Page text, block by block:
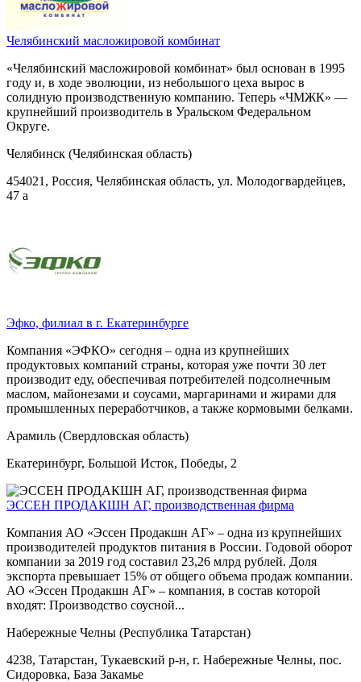
Челябинский масложировой комбинат
«Челябинский масложировой комбинат» был основан в 1995
году и, в ходе эволюции, из небольшого цеха вырос в
солидную производственную компанию. Теперь «ЧМЖК» —
крупнейший производитель в Уральском Федеральном
Округе.
Челябинск (Челябинская область)
454021, Россия, Челябинская область, ул. Молодогвардейцев,
47 а
Эфко, филиал в г. Екатеринбурге
Компания «ЭФКО» сегодня – одна из крупнейших
продуктовых компаний страны, которая уже почти 30 лет
производит еду, обеспечивая потребителей подсолнечным
маслом, майонезами и соусами, маргаринами и жирами для
промышленных переработчиков, а также кормовыми белками.
Арамиль (Свердловская область)
Екатеринбург, Большой Исток, Победы, 2
ЭССЕН ПРОДАКШН АГ, производственная фирма
Компания АО «Эссен Продакшн АГ» – одна из крупнейших
производителей продуктов питания в России. Годовой оборот
компании за 2019 год составил 23,26 млрд рублей. Доля
экспорта превышает 15% от общего объема продаж компании.
АО «Эссен Продакшн АГ» – компания, в состав которой
входят: Производство соусной...
Набережные Челны (Республика Татарстан)
4238, Татарстан, Тукаевский р-н, г. Набережные Челны, пос.
Сидоровка, База Закамье